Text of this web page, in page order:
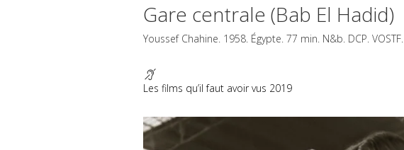
Gare centrale (Bab El Hadid)
Youssef Chahine. 1958. Égypte. 77 min. N&b. DCP. VOSTF.
Les films qu’il faut avoir vus 2019